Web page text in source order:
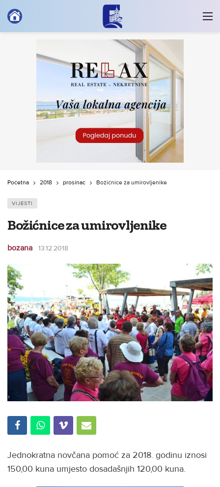
Početna 2018 prosinac Božićnice za umirovljenike
VIJESTI
Božićnice za umirovljenike
bozana 13.12.2018
Jednokratna novčana pomoć za 2018. godinu iznosi
150,00 kuna umjesto dosadašnjih 120,00 kuna.